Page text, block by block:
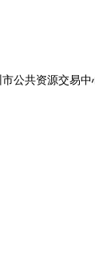
公共资源交易